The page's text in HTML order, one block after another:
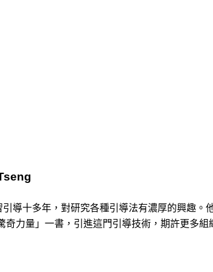
導十多年，對研究各種引導法有濃厚的興趣
力量」一書，引進這門引導技術，期許更多